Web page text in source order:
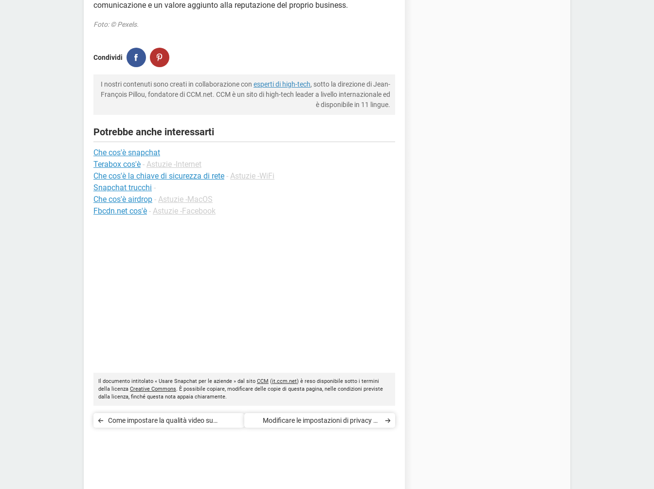
comunicazione e un valore aggiunto alla reputazione del proprio business.
Foto: © Pexels.
Condividi
I nostri contenuti sono creati in collaborazione con esperti di high-tech, sotto la direzione di Jean-
François Pillou, fondatore di CCM.net. CCM è un sito di high-tech leader a livello internazionale ed
è disponibile in 11 lingue.
Potrebbe anche interessarti
Che cos'è snapchat
Terabox cos'è - Astuzie -Internet
Che cos'è la chiave di sicurezza di rete - Astuzie -WiFi
Snapchat trucchi -
Che cos'è airdrop - Astuzie -MacOS
Fbcdn.net cos'è - Astuzie -Facebook
Il documento intitolato « Usare Snapchat per le aziende » dal sito CCM (it.ccm.net) è reso disponibile sotto i termini
della licenza Creative Commons. È possibile copiare, modificare delle copie di questa pagina, nelle condizioni previste
dalla licenza, finché questa nota appaia chiaramente.
Come impostare la qualità video su
Modificare le impostazioni di privacy su